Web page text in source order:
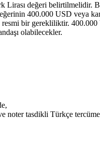
Lirası değeri belirtilmelidir.
400.000 USD veya
bir gerekliliktir. 400.000
olabilecekler.
noter tasdikli Türkçe